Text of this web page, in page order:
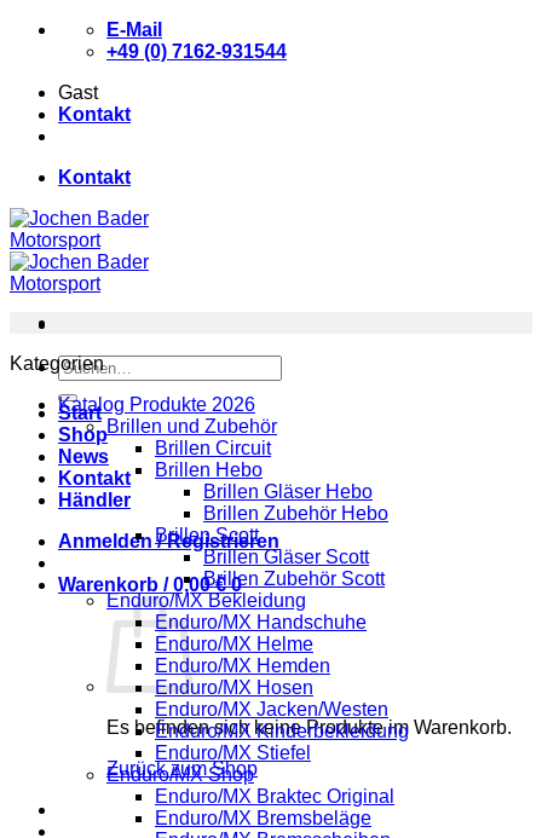
Zum
E-Mail
+49 (0) 7162-931544
Gast
Kontakt
Kontakt
Suchen
nach:
Start
Shop
News
Kontakt
Händler
Anmelden / Registrieren
Warenkorb /0,00€ 0
Es befinden sich keine Produkte im Warenkorb.
Zurück zum Shop
Kategorien
Katalog Produkte 2026
Brillen und Zubehör
Brillen Circuit
Brillen Hebo
Brillen Gläser Hebo
Brillen Zubehör Hebo
Brillen Scott
Brillen Gläser Scott
Brillen Zubehör Scott
Enduro/MX Bekleidung
Enduro/MX Handschuhe
Enduro/MX Helme
Enduro/MX Hemden
Enduro/MX Hosen
Enduro/MX Jacken/Westen
Enduro/MX Kinderbekleidung
Enduro/MX Stiefel
Enduro/MX Shop
Enduro/MX Braktec Original
Enduro/MX Bremsbeläge